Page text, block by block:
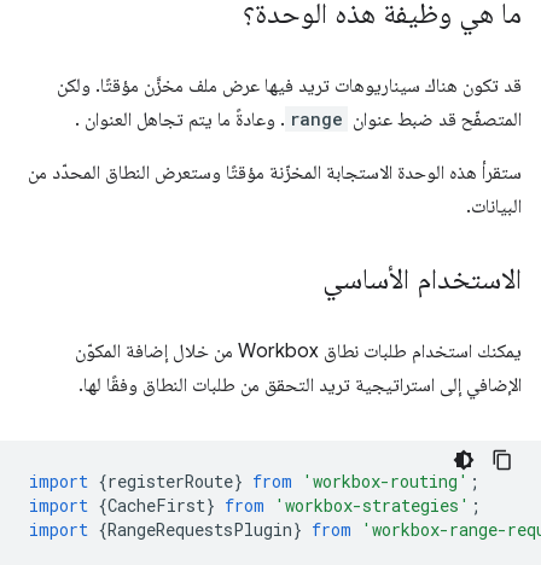
ما هي وظيفة هذه الوحدة؟
قد تكون هناك سيناريوهات تريد فيها عرض ملف مخزَّن مؤقتًا. ولكن
المتصفّح قد ضبط عنوان range . وعادةً ما يتم تجاهل العنوان .
ستقرأ هذه الوحدة الاستجابة المخزّنة مؤقتًا وستعرض النطاق المحدّد من
البيانات.
الاستخدام الأساسي
يمكنك استخدام طلبات نطاق Workbox من خلال إضافة المكوّن
الإضافي إلى استراتيجية تريد التحقق من طلبات النطاق وفقًا لها.
import {registerRoute} from 'workbox-routing' ;
import {CacheFirst} from 'workbox-strategies' ;
import {RangeRequestsPlugin} from 'workbox-range-